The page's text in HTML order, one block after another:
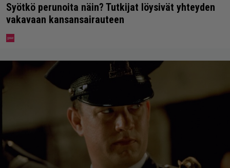
Syötkö perunoita näin? Tutkijat löysivät yhteyden
vakavaan kansansairauteen